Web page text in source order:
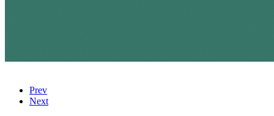
Prev
Next